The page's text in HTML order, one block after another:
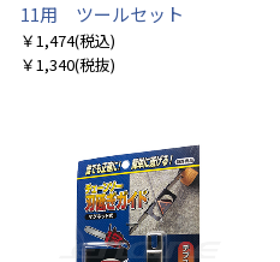
11用 ツールセット
￥1,474(税込)
￥1,340(税抜)